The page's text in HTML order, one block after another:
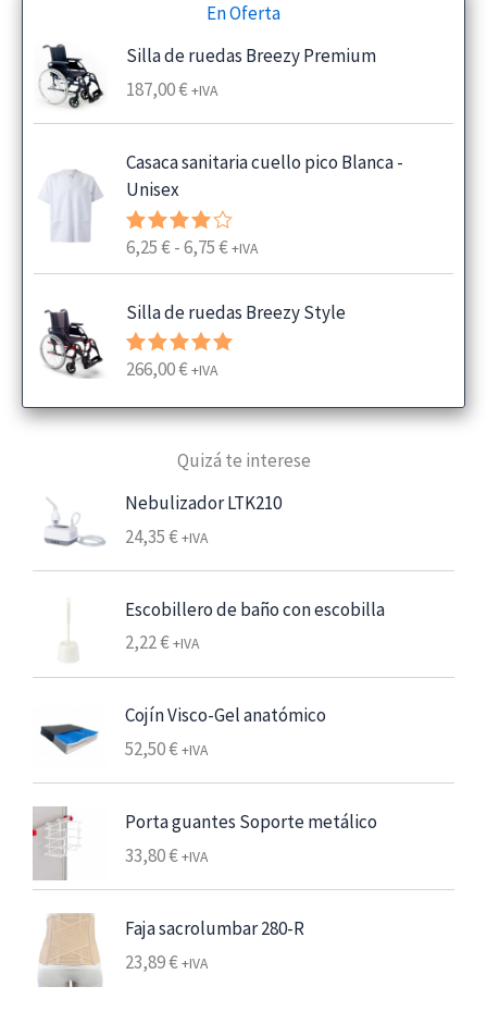
En Oferta
Silla de ruedas Breezy Premium
187,00€+IVA
Casaca sanitaria cuello pico Blanca -
Unisex
Valorado
6,25€-6,75€R
a
g
o
e
r
e
c
o
e
s
6
,
€
+IVA
Silla de ruedas Breezy Style
Valorado
de 5
266,00€+IVA
Quizá te interese
Nebulizador LTK210
24,35€+IVA
Escobillero de baño con escobilla
2,22€+IVA
Cojín Visco-Gel anatómico
52,50€+IVA
Porta guantes Soporte metálico
33,80€+IVA
Faja sacrolumbar 280-R
23,89€+IVA